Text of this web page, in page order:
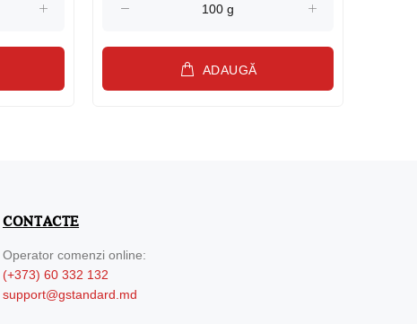
ADAUGĂ
CONTACTE
Operator comenzi online:
(+373) 60 332 132
support@gstandard.md